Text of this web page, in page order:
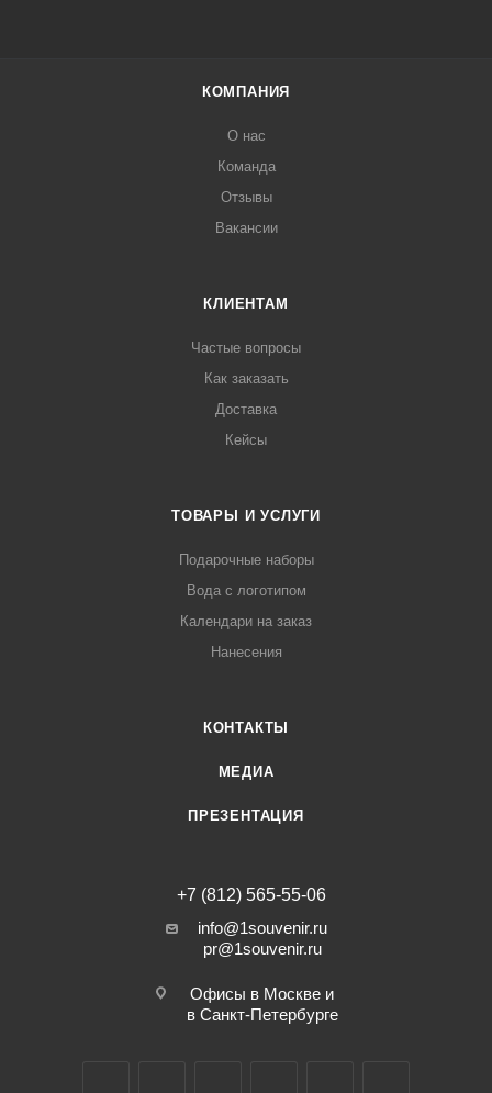
КОМПАНИЯ
О нас
Команда
Отзывы
Вакансии
КЛИЕНТАМ
Частые вопросы
Как заказать
Доставка
Кейсы
ТОВАРЫ И УСЛУГИ
Подарочные наборы
Вода с логотипом
Календари на заказ
Нанесения
КОНТАКТЫ
МЕДИА
ПРЕЗЕНТАЦИЯ
+7 (812) 565-55-06
info@1souvenir.ru
pr@1souvenir.ru
Офисы в Москве и
в Санкт-Петербурге